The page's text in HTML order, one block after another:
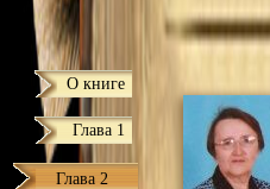
О книге
Глава 1
Глава 2